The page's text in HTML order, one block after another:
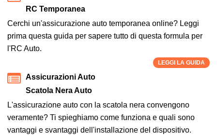
RC Temporanea
Cerchi un'assicurazione auto temporanea online? Leggi
prima questa guida per sapere tutto di questa formula per
l'RC Auto.
LEGGI LA GUIDA
Assicurazioni Auto
Scatola Nera Auto
L'assicurazione auto con la scatola nera convengono
veramente? Ti spieghiamo come funziona e quali sono
vantaggi e svantaggi dell'installazione del dispositivo.